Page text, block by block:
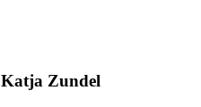
Katja Zundel